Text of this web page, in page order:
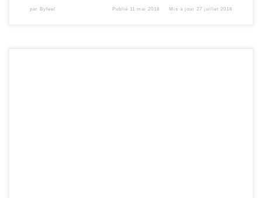
par Byfeel Publié 11 mai 2018 Mis à jour27 juillet 2018